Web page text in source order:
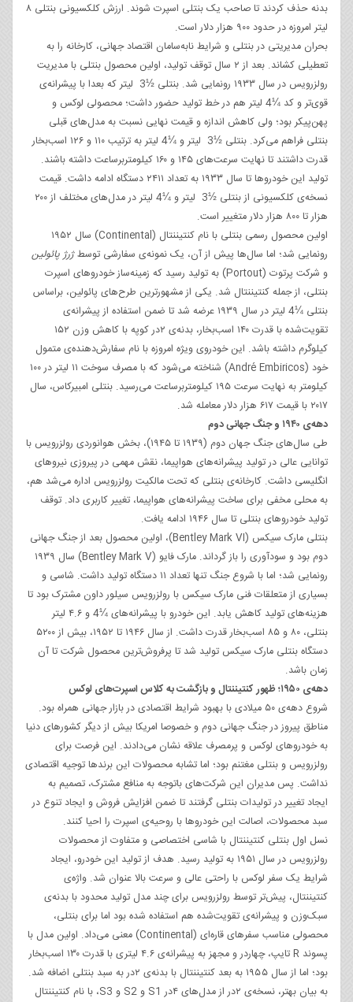
بدنه حذف کردند تا صاحب یک بنتلی اسپرت شوند. ارزش کلکسیونی بنتلی ۸
لیتر امروزه در حدود ۹۰۰ هزار دلار است.
بحران مدیریتی در بنتلی و شرایط نابه‌سامان اقتصاد جهانی، کارخانه را به
تعطیلی کشاند. بعد از ۲ سال توقف تولید، اولین محصول بنتلی با مدیریت
رولزرویس در سال ۱۹۳۳ رونمایی شد. بنتلی ½3 لیتر که بعدا با پیشرانه‌ی
قوی‌تر و کد ¼4 لیتر هم در خط تولید حضور داشت؛ محصولی لوکس و
پهن‌پیکر بود؛ ولی کاهش اندازه و قیمت نهایی نسبت به مدل‌های قبلی
بنتلی فراهم می‌کرد. بنتلی ½3 لیتر و ¼4 لیتر به ترتیب ۱۱۰ و ۱۲۶ اسب‌بخار
قدرت داشتند تا نهایت سرعت‌های ۱۴۵ و ۱۶۰ کیلومتربرساعت داشته باشند.
تولید این خودروها تا سال ۱۹۳۳ به تعداد ۲۴۱۱ دستگاه ادامه داشت. قیمت
نسخه‌ی کلکسیونی از بنتلی ½3 لیتر و ¼4 لیتر در مدل‌های مختلف از ۲۰۰
هزار تا ۸۰۰ هزار دلار متغییر است.
اولین محصول رسمی بنتلی با نام کنتیننتال (Continental) سال ۱۹۵۲
رونمایی شد؛ اما سال‌ها پیش از آن، یک نمونه‌‌ی سفارشی توسطژرژ پائولین
و شرکت پرتوت (Portout) به تولید رسید که زمینه‌ساز خودروهای اسپرت
بنتلی، از جمله کنتیننتال شد. یکی از مشهورترین طرح‌های پائولین، براساس
بنتلی ¼4 لیتر در سال ۱۹۳۹ عرضه شد تا ضمن استفاده از پیشرانه‌ی
تقویت‌شده با قدرت ۱۴۰ اسب‌بخار، بدنه‌ی ۲در کوپه با کاهش وزن ۱۵۲
کیلوگرم داشته باشد. این خودروی ویژه امروزه با نام سفارش‌دهنده‌ی متمول
خود (André Embiricos) شناخته می‌شود که با مصرف سوخت ۱۱ لیتر در ۱۰۰
کیلومتر به نهایت سرعت ۱۹۵ کیلومتربرساعت می‌رسید. بنتلی امبیرکاس، سال
۲۰۱۷ با قیمت ۶۱۷ هزار دلار معامله شد.
دهه‌ی ۱۹۴۰ و جنگ جهانی دوم
طی سال‌های جنگ جهان دوم (۱۹۳۹ تا ۱۹۴۵)، بخش هوانوردی رولزرویس با
توانایی عالی در تولید پیشرانه‌های هواپیما، نقش مهمی در پیروزی نیروهای
انگلیسی داشت. کارخانه‌ی بنتلی که تحت مالکیت رولزرویس اداره می‌شد هم،
به محلی مخفی برای ساخت پیشرانه‌های هواپیما، تغییر کاربری داد. توقف
تولید خودروهای بنتلی تا سال ۱۹۴۶ ادامه یافت.
بنتلی مارک سیکس (Bentley Mark VI)، اولین محصول بعد از جنگ جهانی
دوم بود و سودآوری را باز گرداند. مارک فایو (Bentley Mark V) سال ۱۹۳۹
رونمایی شد؛ اما با شروع جنگ تنها تعداد ۱۱ دستگاه تولید داشت. شاسی و
بسیاری از متعلقات فنی مارک سیکس با رولزرویس سیلور داون مشترک بود تا
هزینه‌های تولید کاهش یابد. این خودرو با پیشرانه‌های ¼4 و ۴.۶ لیتر
بنتلی، ۸۰ و ۸۵ اسب‌بخار قدرت داشت. از سال ۱۹۴۶ تا ۱۹۵۲، بیش از ۵۲۰۰
دستگاه بنتلی مارک سیکس تولید شد تا پرفروش‌ترین محصول شرکت تا آن
زمان باشد.
دهه‌ی ۱۹۵۰؛ ظهور کنتیننتال و بازگشت به کلاس اسپرت‌های لوکس
شروع دهه‌ی ۵۰ میلادی با بهبود شرایط اقتصادی در بازار جهانی همراه بود.
مناطق پیروز در جنگ جهانی دوم و خصوصا امریکا بیش از دیگر کشورهای دنیا
به خودروهای لوکس و پرمصرف علاقه نشان می‌دادند. این فرصت برای
رولزرویس و بنتلی مغتنم بود؛ اما تشابه محصولات این برندها توجیه اقتصادی
نداشت. پس مدیران این شرکت‌های باتوجه به منافع مشترک، تصمیم به
ایجاد تغییر در تولیدات بنتلی گرفتند تا ضمن افزایش فروش و ایجاد تنوع در
سبد محصولات، اصالت این خودروها با روحیه‌ی اسپرت را احیا کنند.
نسل اول بنتلی کنتیننتال با شاسی اختصاصی و متفاوت از محصولات
رولزرویس در سال ۱۹۵۱ به تولید رسید. هدف از تولید این خودرو، ایجاد
شرایط یک سفر لوکس با راحتی عالی و سرعت بالا عنوان شد. واژه‌ی
کنتیننتال، پیش‌تر توسط رولزرویس برای چند مدل تولید محدود با بدنه‌ی
سبک‌وزن و پیشرانه‌ی تقویت‌شده هم استفاده شده بود اما برای بنتلی،
محصولی مناسب سفرهای قاره‌ای (Continental) معنی می‌داد. اولین مدل با
پسوند R تایپ، چهاردر و مجهز به پیشرانه‌ی ۴.۶ لیتری با قدرت ۱۳۰ اسب‌بخار
بود؛ اما از سال ۱۹۵۵ به بعد کنتیننتال با بدنه‌ی ۲‌در به سبد بنتلی اضافه شد.
به بیان بهتر، نسخه‌ی ۲‌در از مدل‌های ۴در S1 و S2 و S3، با نام کنتیننتال